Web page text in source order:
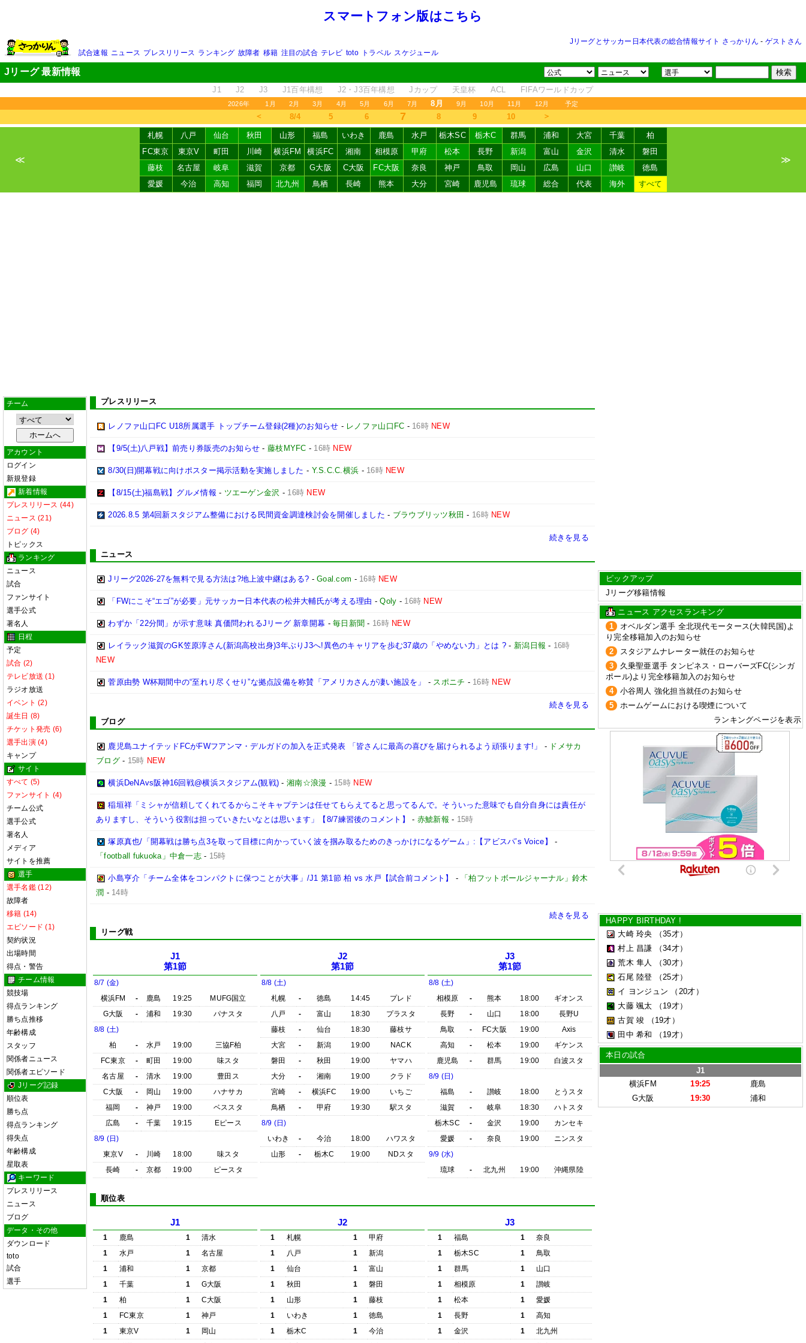
スマートフォン版はこちら
Jリーグとサッカー日本代表の総合情報サイト さっかりん - ゲストさん
試合速報 ニュース プレスリリース ランキング 故障者 移籍 注目の試合 テレビ toto トラベル スケジュール
Jリーグ 最新情報
J1 J2 J3 J1百年構想 J2・J3百年構想 Jカップ 天皇杯 ACL FIFAワールドカップ
2026年 1月 2月 3月 4月 5月 6月 7月 8月 9月 10月 11月 12月 予定
＜ 8/4 5 6 7 8 9 10 ＞
≪
札幌 八戸 仙台 秋田 山形 福島 いわき 鹿島 水戸 栃木SC 栃木C 群馬 浦和 大宮 千葉
柏
FC東京
東京V 町田 川崎 横浜FM 横浜FC 湘南 相模原 甲府 松本 長野 新潟 富山 金沢 清水
磐田
藤枝
名古屋 岐阜 滋賀 京都 G大阪 C大阪 FC大阪 奈良 神戸 鳥取 岡山 広島 山口 讃岐
徳島
愛媛
今治 高知 福岡 北九州 鳥栖 長崎 熊本 大分 宮崎 鹿児島 琉球 総合 代表 海外 すべて
≫
チーム
アカウント
ログイン
新規登録
新着情報
プレスリリース (44)
ニュース (21)
ブログ (4)
トピックス
ランキング
ニュース
試合
ファンサイト
選手公式
著名人
日程
予定
試合 (2)
テレビ放送 (1)
ラジオ放送
イベント (2)
誕生日 (8)
チケット発売 (6)
選手出演 (4)
キャンプ
サイト
すべて (5)
ファンサイト (4)
チーム公式
選手公式
著名人
メディア
サイトを推薦
選手
選手名鑑 (12)
故障者
移籍 (14)
エピソード (1)
契約状況
出場時間
得点・警告
チーム情報
競技場
得点ランキング
勝ち点推移
年齢構成
スタッフ
関係者ニュース
関係者エピソード
Jリーグ記録
順位表
勝ち点
得点ランキング
得失点
年齢構成
星取表
キーワード
プレスリリース
ニュース
ブログ
データ・その他
ダウンロード
toto
試合
選手
プレスリリース
レノファ山口FC U18所属選手 トップチーム登録(2種)のお知らせ - レノファ山口FC - 16時 NEW
【9/5(土)八戸戦】前売り券販売のお知らせ - 藤枝MYFC - 16時 NEW
8/30(日)開幕戦に向けポスター掲示活動を実施しました - Y.S.C.C.横浜 - 16時 NEW
【8/15(土)福島戦】グルメ情報 - ツエーゲン金沢 - 16時 NEW
2026.8.5 第4回新スタジアム整備における民間資金調達検討会を開催しました - ブラウブリッツ秋田 - 16時 NEW
続きを見る
ニュース
Jリーグ2026-27を無料で見る方法は?地上波中継はある? -Goal.com - 16時 NEW
「FWにこそ“エゴ”が必要」元サッカー日本代表の松井大輔氏が考える理由 -Qoly - 16時 NEW
わずか「22分間」が示す意味 真価問われるJリーグ 新章開幕 -毎日新聞 - 16時 NEW
レイラック滋賀のGK笠原淳さん(新潟高校出身)3年ぶりJ3へ!異色のキャリアを歩む37歳の「やめない力」とは ? - 新潟日報 - 16時
NEW
菅原由勢 W杯期間中の“至れり尽くせり”な拠点設備を称賛「アメリカさんが凄い施設を」 - スポニチ - 16時 NEW
続きを見る
ブログ
鹿児島ユナイテッドFCがFWフアンマ・デルガドの加入を正式発表 「皆さんに最高の喜びを届けられるよう頑張ります!」 - ドメサカ
ブログ- 15時 NEW
横浜DeNAvs阪神16回戦@横浜スタジアム(観戦) -湘南☆浪漫 - 15時 NEW
稲垣祥「ミシャが信頼してくれてるからこそキャプテンは任せてもらえてると思ってるんで。そういった意味でも自分自身には責任が
ありますし、そういう役割は担っていきたいなとは思います」【8/7練習後のコメント】
- 赤鯱新報 - 15時
塚原真也/「開幕戦は勝ち点3を取って目標に向かっていく波を掴み取るためのきっかけになるゲーム」:【アビスパ’s Voice】
-
「football fukuoka」中倉一志- 15時
小島亨介「チーム全体をコンパクトに保つことが大事」/J1 第1節 柏 vs 水戸【試合前コメント】 -
「柏フットボールジャーナル」鈴木
潤 - 14時
続きを見る
リーグ戦
J1
第1節
8/7 (金)
横浜FM
- 鹿島 19:25
MUFG国立
G大阪
- 浦和 19:30
パナスタ
8/8 (土)
柏
- 水戸 19:00
三協F柏
FC東京
- 町田 19:00
味スタ
名古屋
- 清水 19:00
豊田ス
C大阪
- 岡山 19:00
ハナサカ
福岡
- 神戸 19:00
ベススタ
広島
- 千葉 19:15
Eピース
8/9 (日)
東京V
- 川崎 18:00
味スタ
長崎
- 京都 19:00 ピースタ
J2
第1節
8/8 (土)
札幌
- 徳島 14:45
プレド
八戸
- 富山 18:30
プラスタ
藤枝
- 仙台 18:30
藤枝サ
大宮
- 新潟 19:00
NACK
磐田
- 秋田 19:00
ヤマハ
大分
- 湘南 19:00
クラド
宮崎
- 横浜FC 19:00
いちご
鳥栖
- 甲府 19:30
駅スタ
8/9 (日)
いわき
- 今治 18:00
ハワスタ
山形
- 栃木C 19:00 NDスタ
J3
第1節
8/8 (土)
相模原
- 熊本 18:00
ギオンス
長野
- 山口 18:00
長野U
鳥取
- FC大阪 19:00
Axis
高知
- 松本 19:00
ギケンス
鹿児島
- 群馬 19:00
白波スタ
8/9 (日)
福島
- 讃岐 18:00
とうスタ
滋賀
- 岐阜 18:30
ハトスタ
栃木SC
- 金沢 19:00
カンセキ
愛媛
- 奈良 19:00
ニンスタ
9/9 (水)
琉球
- 北九州 19:00 沖縄県陸
順位表
J1
1 鹿島 1
清水
1
水戸 1
名古屋
1
浦和 1
京都
1
千葉 1
G大阪
1
柏 1
C大阪
1
FC東京 1
神戸
1
東京V 1
岡山
J2
1 札幌 1
甲府
1
八戸 1
新潟
1
仙台 1
富山
1
秋田 1
磐田
1
山形 1
藤枝
1
いわき 1
徳島
1
栃木C 1
今治
J3
1 福島 1
奈良
1
栃木SC 1
鳥取
1
群馬 1
山口
1
相模原 1
讃岐
1
松本 1
愛媛
1
長野 1
高知
1
金沢 1
北九州
ピックアップ
Jリーグ移籍情報
ニュース アクセスランキング
1
オベルダン選手 全北現代モータース(大韓民国)よ
り完全移籍加入のお知らせ
2
スタジアムナレーター就任のお知らせ
3
久乗聖亜選手 タンピネス・ローバーズFC(シンガ
ポール)より完全移籍加入のお知らせ
4
小谷周人 強化担当就任のお知らせ
5
ホームゲームにおける喫煙について
ランキングページを表示
HAPPY BIRTHDAY !
大崎 玲央
（35才）
村上 昌謙
（34才）
荒木 隼人
（30才）
石尾 陸登
（25才）
イ ヨンジュン
（20才）
大藤 颯太
（19才）
古賀 竣
（19才）
田中 希和
（19才）
本日の試合
J1
横浜FM
19:25
鹿島
G大阪
19:30 浦和